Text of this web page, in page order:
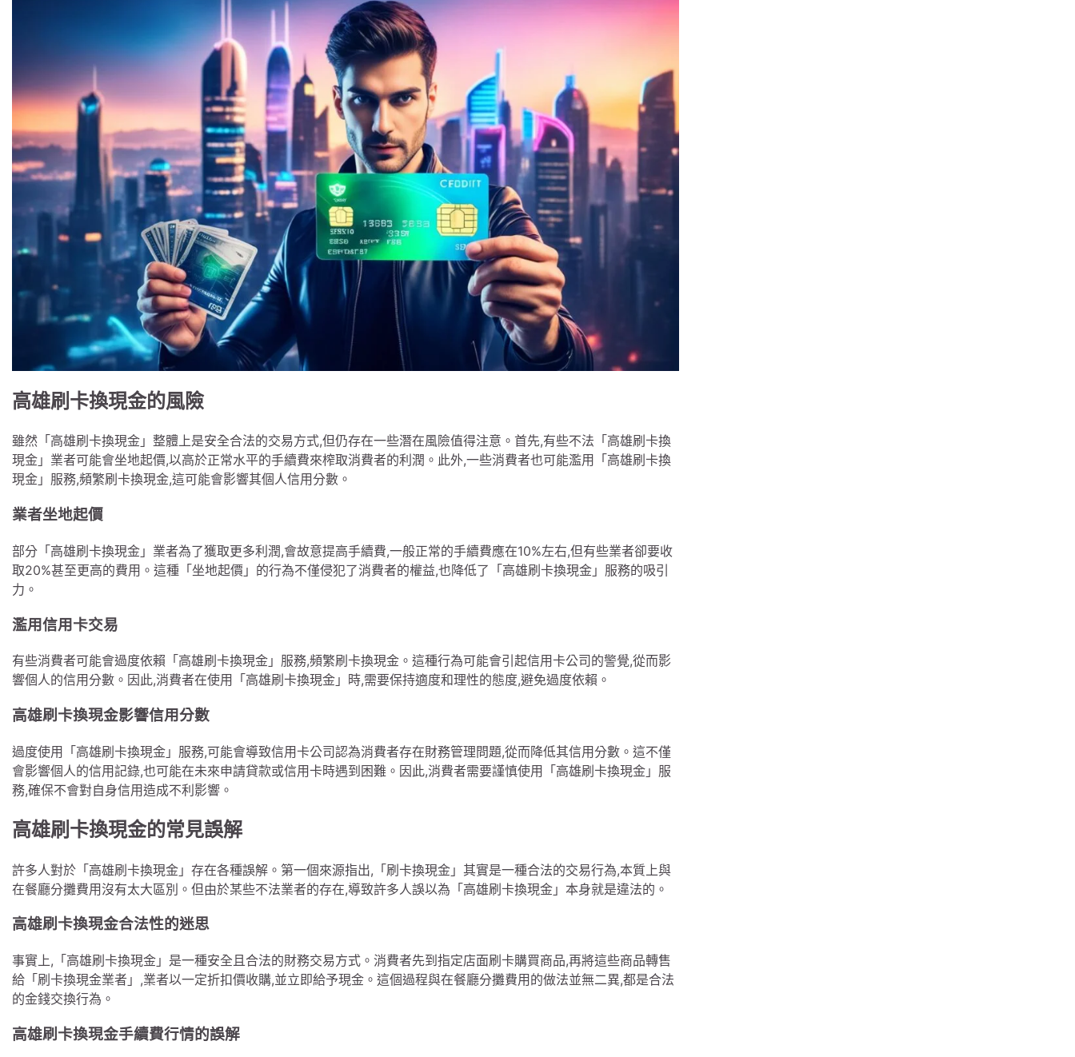
高雄刷卡換現金的風險
雖然「高雄刷卡換現金」整體上是安全合法的交易方式,但仍存在一些潛在風險值得注意。首先,有些不法「高雄刷卡換
現金」業者可能會坐地起價,以高於正常水平的手續費來榨取消費者的利潤。此外,一些消費者也可能濫用「高雄刷卡換
現金」服務,頻繁刷卡換現金,這可能會影響其個人信用分數。
業者坐地起價
部分「高雄刷卡換現金」業者為了獲取更多利潤,會故意提高手續費,一般正常的手續費應在10%左右,但有些業者卻要收
取20%甚至更高的費用。這種「坐地起價」的行為不僅侵犯了消費者的權益,也降低了「高雄刷卡換現金」服務的吸引
力。
濫用信用卡交易
有些消費者可能會過度依賴「高雄刷卡換現金」服務,頻繁刷卡換現金。這種行為可能會引起信用卡公司的警覺,從而影
響個人的信用分數。因此,消費者在使用「高雄刷卡換現金」時,需要保持適度和理性的態度,避免過度依賴。
高雄刷卡換現金影響信用分數
過度使用「高雄刷卡換現金」服務,可能會導致信用卡公司認為消費者存在財務管理問題,從而降低其信用分數。這不僅
會影響個人的信用記錄,也可能在未來申請貸款或信用卡時遇到困難。因此,消費者需要謹慎使用「高雄刷卡換現金」服
務,確保不會對自身信用造成不利影響。
高雄刷卡換現金的常見誤解
許多人對於「高雄刷卡換現金」存在各種誤解。第一個來源指出,「刷卡換現金」其實是一種合法的交易行為,本質上與
在餐廳分攤費用沒有太大區別。但由於某些不法業者的存在,導致許多人誤以為「高雄刷卡換現金」本身就是違法的。
高雄刷卡換現金合法性的迷思
事實上,「高雄刷卡換現金」是一種安全且合法的財務交易方式。消費者先到指定店面刷卡購買商品,再將這些商品轉售
給「刷卡換現金業者」,業者以一定折扣價收購,並立即給予現金。這個過程與在餐廳分攤費用的做法並無二異,都是合法
的金錢交換行為。
高雄刷卡換現金手續費行情的誤解